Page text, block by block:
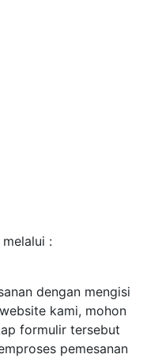
:
dengan mengisi
kami, mohon
formulir tersebut
pemesanan